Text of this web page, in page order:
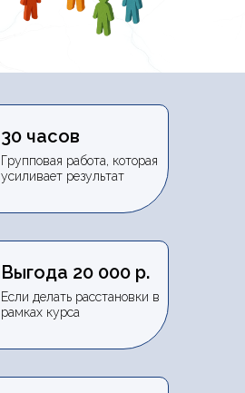
Если делать расстановки в
рамках курса
Выгода 20 000 р.
Групповая работа, которая
усиливает результат
30 часов